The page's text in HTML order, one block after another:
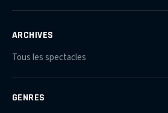
ARCHIVES
Tous les spectacles
GENRES